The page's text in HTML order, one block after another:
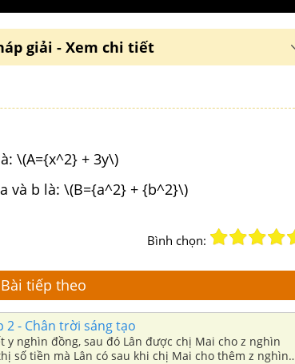
giải - Xem chi tiết
\(A={x^2} + 3y\)
b là: \(B={a^2} + {b^2}\)
Bình chọn:
Bài tiếp theo
2 - Chân trời sáng tạo
y nghìn đồng, sau đó Lân được chị Mai cho z nghìn
số tiền mà Lân có sau khi chị Mai cho thêm z nghìn